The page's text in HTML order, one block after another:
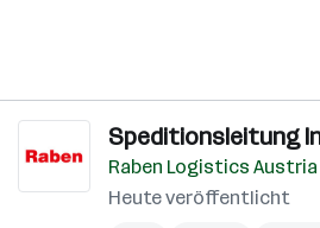
Speditionsleitung
Raben Logistics Austria
Heute veröffentlicht